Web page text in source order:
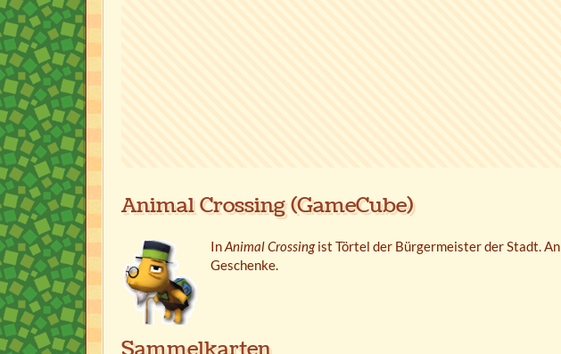
Animal Crossing (GameCube)
InAnimal Crossingist Törtel der Bürgermeister der Stadt. An
Geschenke.